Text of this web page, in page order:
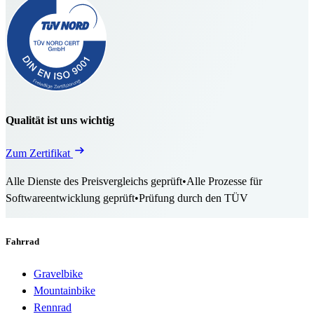
Qualität ist uns wichtig
Zum Zertifikat
Alle Dienste des Preisvergleichs geprüft•Alle Prozesse für
Softwareentwicklung geprüft•Prüfung durch den TÜV
Fahrrad
Gravelbike
Mountainbike
Rennrad